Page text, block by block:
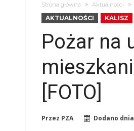
Strona główna Aktualności
AKTUALNOŚCI KALISZ
Pożar na
[FOTO]
Przez PZA Dodano dnia